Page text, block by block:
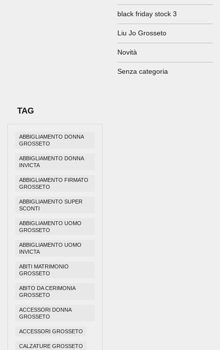
black friday stock 3
Liu Jo Grosseto
Novità
Senza categoria
TAG
ABBIGLIAMENTO DONNA
GROSSETO
ABBIGLIAMENTO DONNA
INVICTA
ABBIGLIAMENTO FIRMATO
GROSSETO
ABBIGLIAMENTO SUPER
SCONTI
ABBIGLIAMENTO UOMO
GROSSETO
ABBIGLIAMENTO UOMO
INVICTA
ABITI MATRIMONIO
GROSSETO
ABITO DA CERIMONIA
GROSSETO
ACCESSORI DONNA
GROSSETO
ACCESSORI GROSSETO
CALZATURE GROSSETO